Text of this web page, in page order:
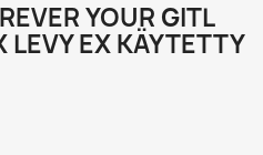
YOUR GITL
LEVY EX KÄYTETTY